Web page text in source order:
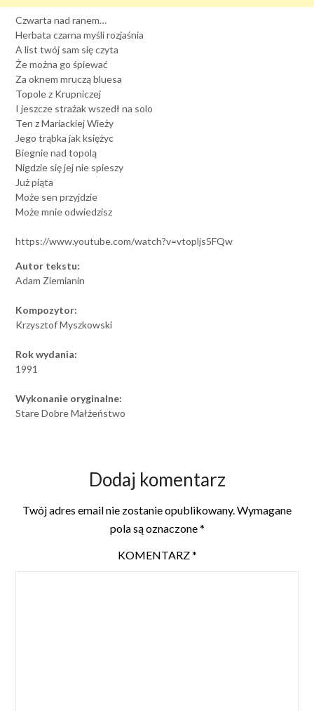
Czwarta nad ranem…
Herbata czarna myśli rozjaśnia
A list twój sam się czyta
Że można go śpiewać
Za oknem mruczą bluesa
Topole z Krupniczej
I jeszcze strażak wszedł na solo
Ten z Mariackiej Wieży
Jego trąbka jak księżyc
Biegnie nad topolą
Nigdzie się jej nie spieszy
Już piąta
Może sen przyjdzie
Może mnie odwiedzisz
https://www.youtube.com/watch?v=vtopljs5FQw
Autor tekstu:
Adam Ziemianin
Kompozytor:
Krzysztof Myszkowski
Rok wydania:
1991
Wykonanie oryginalne:
Stare Dobre Małżeństwo
Dodaj komentarz
Twój adres email nie zostanie opublikowany. Wymagane
pola są oznaczone*
KOMENTARZ*